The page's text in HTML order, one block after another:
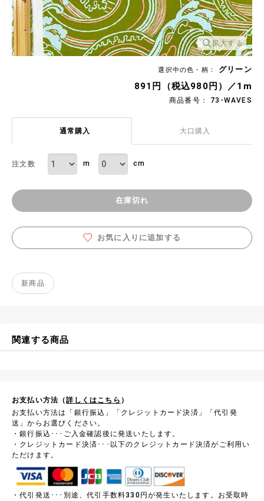
拡大する
選択中の色・柄： グリーン
891円（税込980円）／1m
商品番号： 73-WAVES
通常購入 大口購入
注文数 m cm
在庫切れ
お気に入りに追加する
新商品
関連する商品
お支払い方法（詳しくはこちら ）
お支払い方法は「銀行振込」「クレジットカード決済」「代引発
送」からお選びください。
・銀行振込･･･ご入金確認後に発送いたします。
・クレジットカード決済･･･以下のクレジットカード決済がご利用い
ただけます。
・代引発送･･･別途、代引手数料330円が発生いたします。お受取時